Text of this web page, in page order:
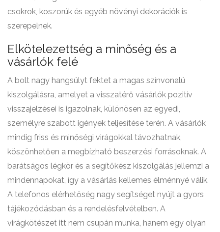
csokrok, koszorúk és egyéb növényi dekorációk is
szerepelnek.
Elkötelezettség a minőség és a
vásárlók felé
A bolt nagy hangsúlyt fektet a magas színvonalú
kiszolgálásra, amelyet a visszatérő vásárlók pozitív
visszajelzései is igazolnak, különösen az egyedi,
személyre szabott igények teljesítése terén. A vásárlók
mindig friss és minőségi virágokkal távozhatnak,
köszönhetően a megbízható beszerzési forrásoknak. A
barátságos légkör és a segítőkész kiszolgálás jellemzi a
mindennapokat, így a vásárlás kellemes élménnyé válik.
A telefonos elérhetőség nagy segítséget nyújt a gyors
tájékozódásban és a rendelésfelvételben. A
virágkötészet itt nem csupán munka, hanem egy olyan